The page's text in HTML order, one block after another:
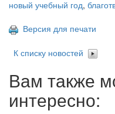
новый учебный год,
Версия для печати
К списку новостей
Вам также
интересно: